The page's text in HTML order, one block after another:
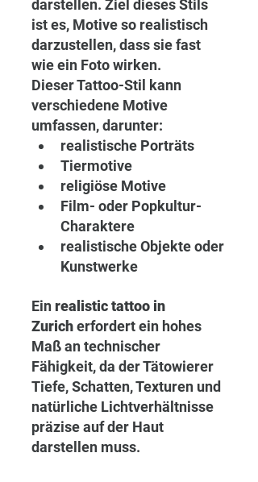
darstellen. Ziel dieses Stils
ist es, Motive so realistisch
darzustellen, dass sie fast
wie ein Foto wirken.
Dieser Tattoo-Stil kann
verschiedene Motive
umfassen, darunter:
realistische Porträts
Tiermotive
religiöse Motive
Film- oder Popkultur-
Charaktere
realistische Objekte oder
Kunstwerke
Ein realistic tattoo in
Zurich erfordert ein hohes
Maß an technischer
Fähigkeit, da der Tätowierer
Tiefe, Schatten, Texturen und
natürliche Lichtverhältnisse
präzise auf der Haut
darstellen muss.